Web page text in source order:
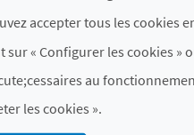
de manière
Il y a aussi un concours
habitants, et sur
accepter tous les cookies
« Configurer les cookies »
au
les cookies ».